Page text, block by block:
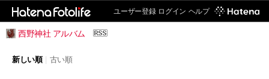
ユーザー登録 ログイン ヘルプ
西野神社 アルバム
新しい順 | 古い順